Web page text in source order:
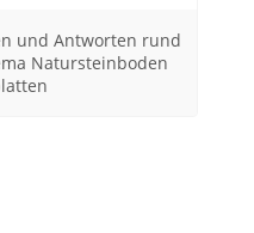
und Antworten rund
Natursteinboden